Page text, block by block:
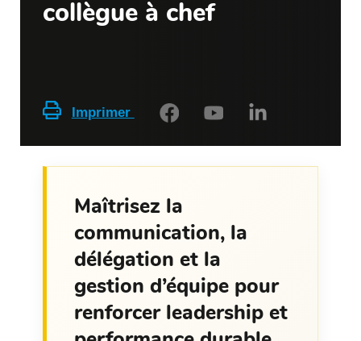
collègue à chef
Imprimer
Maîtrisez la
communication, la
délégation et la
gestion d’équipe pour
renforcer leadership et